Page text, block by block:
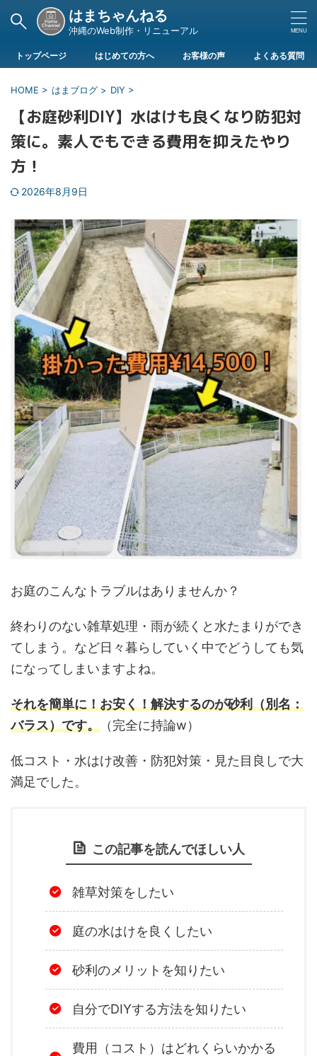
はまちゃんねる
沖縄のWeb制作・リニューアル
トップページ はじめての方へ お客様の声 よくある質問
HOME > はまブログ > DIY >
【お庭砂利DIY】水はけも良くなり防犯対
策に。素人でもできる費用を抑えたやり
方！
2026年8月9日
お庭のこんなトラブルはありませんか？
終わりのない雑草処理・雨が続くと水たまりができ
てしまう。など日々暮らしていく中でどうしても気
になってしまいますよね。
それを簡単に！お安く！解決するのが砂利（別名：
バラス）です。 （完全に持論w）
低コスト・水はけ改善・防犯対策・見た目良しで大
満足でした。
この記事を読んでほしい人
雑草対策をしたい
庭の水はけを良くしたい
砂利のメリットを知りたい
自分でDIYする方法を知りたい
費用（コスト）はどれくらいかかる